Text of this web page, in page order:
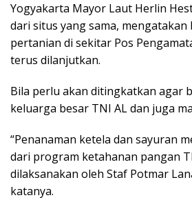
Yogyakarta Mayor Laut Herlin
dari situs yang sama, mengatakan
pertanian di sekitar Pos
terus dilanjutkan.
Bila perlu akan ditingkatkan agar
keluarga besar TNI AL dan juga
“Penanaman ketela dan sayuran
dari program ketahanan pangan
dilaksanakan oleh Staf Potmar
katanya.